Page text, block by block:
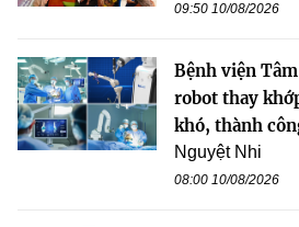
09:50 10/08/2026
Bệnh viện
robot thay
khó, thành
Nguyệt Nhi
08:00 10/08/2026